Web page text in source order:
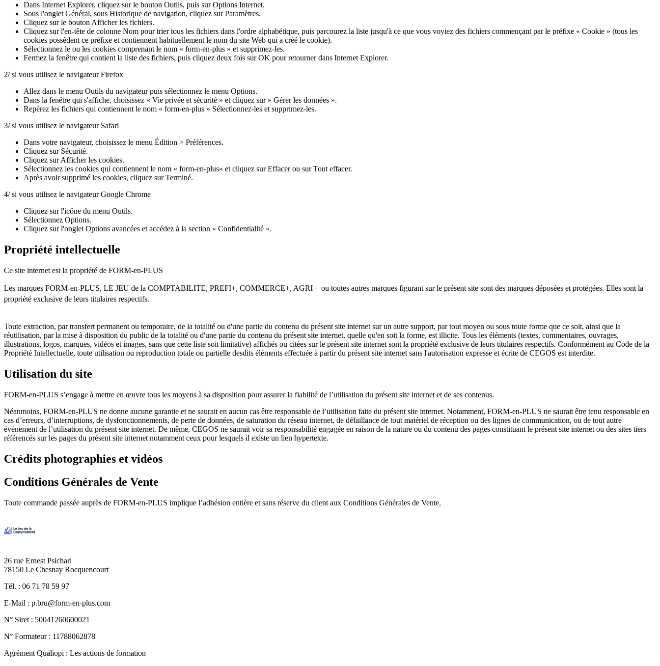
Dans Internet Explorer, cliquez sur le bouton Outils, puis sur Options Internet.
Sous l'onglet Général, sous Historique de navigation, cliquez sur Paramètres.
Cliquez sur le bouton Afficher les fichiers.
Cliquez sur l'en-tête de colonne Nom pour trier tous les fichiers dans l'ordre alphabétique, puis parcourez la liste jusqu'à ce que vous voyiez des fichiers commençant par le préfixe « Cookie » (tous les
cookies possèdent ce préfixe et contiennent habituellement le nom du site Web qui a créé le cookie).
Sélectionnez le ou les cookies comprenant le nom « form-en-plus » et supprimez-les.
Fermez la fenêtre qui contient la liste des fichiers, puis cliquez deux fois sur OK pour retourner dans Internet Explorer.
2/ si vous utilisez le navigateur Firefox
Allez dans le menu Outils du navigateur puis sélectionnez le menu Options.
Dans la fenêtre qui s'affiche, choisissez « Vie privée et sécurité » et cliquez sur » Gérer les données ».
Repérez les fichiers qui contiennent le nom « form-en-plus » Sélectionnez-les et supprimez-les.
3/ si vous utilisez le navigateur Safari
Dans votre navigateur, choisissez le menu Édition > Préférences.
Cliquez sur Sécurité.
Cliquez sur Afficher les cookies.
Sélectionnez les cookies qui contiennent le nom « form-en-plus» et cliquez sur Effacer ou sur Tout effacer.
Après avoir supprimé les cookies, cliquez sur Terminé.
4/ si vous utilisez le navigateur Google Chrome
Cliquez sur l'icône du menu Outils.
Sélectionnez Options.
Cliquez sur l'onglet Options avancées et accédez à la section « Confidentialité ».
Propriété intellectuelle
Ce site internet est la propriété de FORM-en-PLUS
Les marques FORM-en-PLUS, LE JEU de la COMPTABILITE, PREFI+, COMMERCE+, AGRI+ ou toutes autres marques figurant sur le présent site sont des marques déposées et protégées. Elles sont la
propriété exclusive de leurs titulaires respectifs.
Toute extraction, par transfert permanent ou temporaire, de la totalité ou d'une partie du contenu du présent site internet sur un autre support, par tout moyen ou sous toute forme que ce soit, ainsi que la
réutilisation, par la mise à disposition du public de la totalité ou d'une partie du contenu du présent site internet, quelle qu'en soit la forme, est illicite. Tous les éléments (textes, commentaires, ouvrages,
illustrations, logos, marques, vidéos et images, sans que cette liste soit limitative) affichés ou citées sur le présent site internet sont la propriété exclusive de leurs titulaires respectifs. Conformément au Code de la
Propriété Intellectuelle, toute utilisation ou reproduction totale ou partielle desdits éléments effectuée à partir du présent site internet sans l'autorisation expresse et écrite de CEGOS est interdite.
Utilisation du site
FORM-en-PLUS s’engage à mettre en œuvre tous les moyens à sa disposition pour assurer la fiabilité de l’utilisation du présent site internet et de ses contenus.
Néanmoins, FORM-en-PLUS ne donne aucune garantie et ne saurait en aucun cas être responsable de l’utilisation faite du présent site internet. Notamment, FORM-en-PLUS ne saurait être tenu responsable en
cas d’erreurs, d’interruptions, de dysfonctionnements, de perte de données, de saturation du réseau internet, de défaillance de tout matériel de réception ou des lignes de communication, ou de tout autre
évènement de l’utilisation du présent site internet. De même, CEGOS ne saurait voir sa responsabilité engagée en raison de la nature ou du contenu des pages constituant le présent site internet ou des sites tiers
référencés sur les pages du présent site internet notamment ceux pour lesquels il existe un lien hypertexte.
Crédits photographies et vidéos
Conditions Générales de Vente
Toute commande passée auprès de FORM-en-PLUS implique l’adhésion entière et sans réserve du client aux Conditions Générales de Vente.
26 rue Ernest Psichari
78150 Le Chesnay Rocquencourt
Tél. : 06 71 78 59 97
E-Mail : p.bru@form-en-plus.com
N° Siret : 50041260600021
N° Formateur : 11788062878
Agrément Qualiopi : Les actions de formation